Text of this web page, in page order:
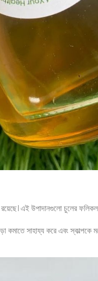
এই উপাদানগুলো চুলের
সাহায্য করে এবং স্কাল্পকে